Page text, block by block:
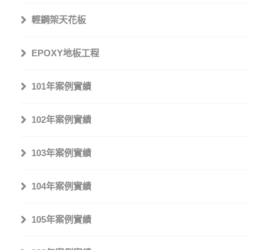
輕鋼架天花板
EPOXY地板工程
101年案例實績
102年案例實績
103年案例實績
104年案例實績
105年案例實績